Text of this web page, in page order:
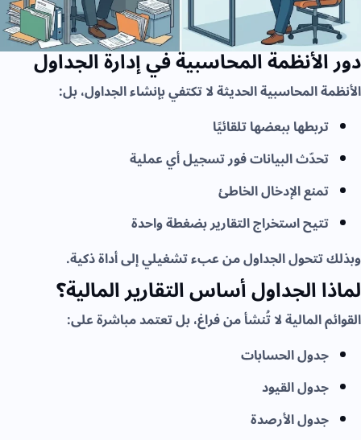
دور الأنظمة المحاسبية في إدارة الجداول
الأنظمة المحاسبية الحديثة لا تكتفي بإنشاء الجداول، بل:
تربطها ببعضها تلقائيًا
تحدّث البيانات فور تسجيل أي عملية
تمنع الإدخال الخاطئ
تتيح استخراج التقارير بضغطة واحدة
وبذلك تتحول الجداول من عبء تشغيلي إلى أداة ذكية.
لماذا الجداول أساس التقارير المالية؟
القوائم المالية لا تُنشأ من فراغ، بل تعتمد مباشرة على:
جدول الحسابات
جدول القيود
جدول الأرصدة